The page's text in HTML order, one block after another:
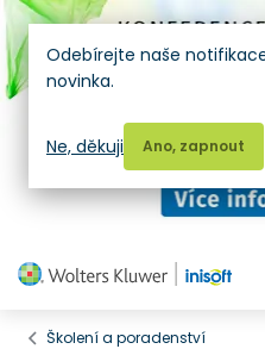
Školení a poradenství
Odebírejte naše
novinka.
Ano, zapnout
Ne, děkuji